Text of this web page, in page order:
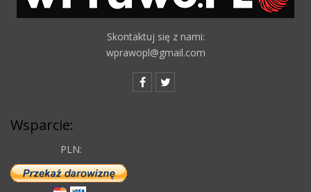
Skontaktuj się z nami:
wprawopl@gmail.com
Wsparcie:
PLN: